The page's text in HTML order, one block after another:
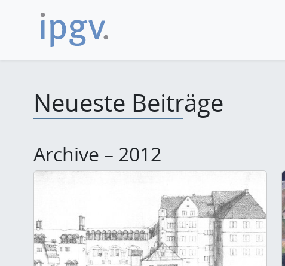
Neueste Beiträge
Archive – 2012